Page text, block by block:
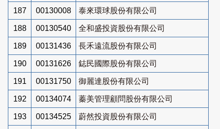
187 00130008 泰來環球股份有限公司
188 00130540 全和盛投資股份有限公司
189 00131436 長禾遠流股份有限公司
190 00131626 鋕民國際股份有限公司
191 00131750 御麗達股份有限公司
192 00134074 蓁美管理顧問股份有限公司
193 00134525 蔚然投資股份有限公司